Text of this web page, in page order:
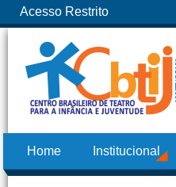
Acesso Restrito
Home Institucional